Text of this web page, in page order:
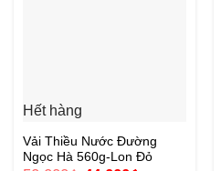
Hết hàng
Vải Thiều Nước Đường
Ngọc Hà 560g-Lon Đỏ